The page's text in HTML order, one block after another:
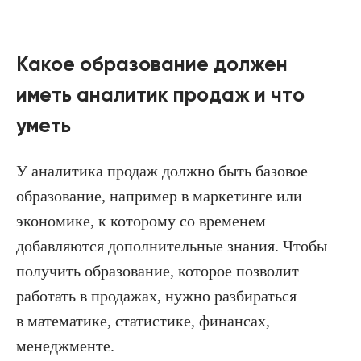
Какое образование должен
иметь аналитик продаж и что
уметь
У аналитика продаж должно быть базовое
образование, например в маркетинге или
экономике, к которому со временем
добавляются дополнительные знания. Чтобы
получить образование, которое позволит
работать в продажах, нужно разбираться
в математике, статистике, финансах,
менеджменте.